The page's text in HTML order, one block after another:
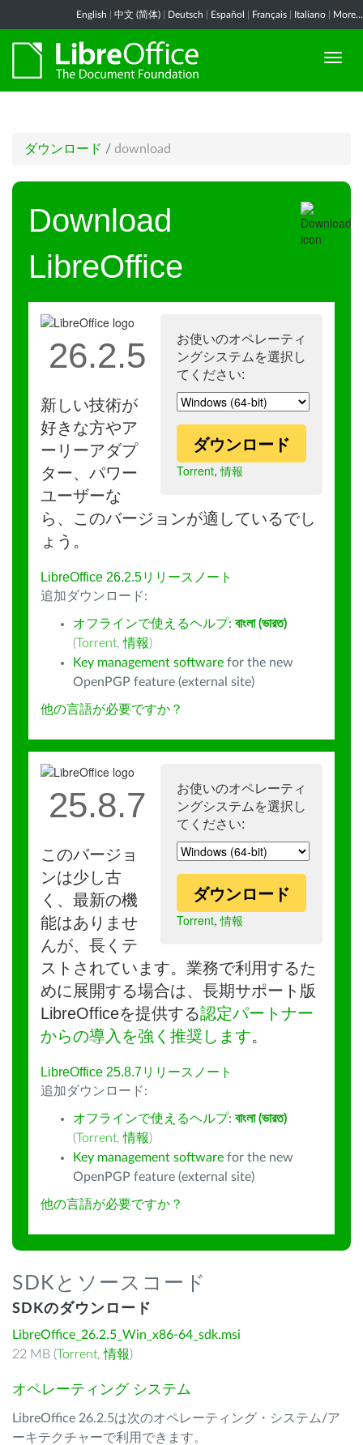
English 中文 (简体) Deutsch Español Français Italiano More...
ダウンロード / download
Download
LibreOffice
お使いのオペレーティ
ングシステムを選択し
てください:
ダウンロード
Torrent,情報
26.2.5
新しい技術が
好きな方やア
ーリーアダプ
ター、パワー
ユーザーな
ら、このバージョンが適しているでし
ょう。
LibreOffice 26.2.5リリースノート
追加ダウンロード:
オフラインで使えるヘルプ: বাংলা (ভারত)
(Torrent,情報)
Key management software for the new
OpenPGP feature (external site)
他の言語が必要ですか？
お使いのオペレーティ
ングシステムを選択し
てください:
ダウンロード
Torrent,情報
25.8.7
このバージョ
ンは少し古
く、最新の機
能はありませ
んが、長くテ
ストされています。業務で利用するた
めに展開する場合は、長期サポート版
LibreOfficeを提供する認定パートナー
からの導入を強く推奨します。
LibreOffice 25.8.7リリースノート
追加ダウンロード:
オフラインで使えるヘルプ: বাংলা (ভারত)
(Torrent,情報)
Key management software for the new
OpenPGP feature (external site)
他の言語が必要ですか？
SDKとソースコード
SDKのダウンロード
LibreOffice_26.2.5_Win_x86-64_sdk.msi
22 MB (Torrent,情報)
オペレーティング システム
LibreOffice 26.2.5は次のオペレーティング・システム/ア
ーキテクチャーで利用できます。